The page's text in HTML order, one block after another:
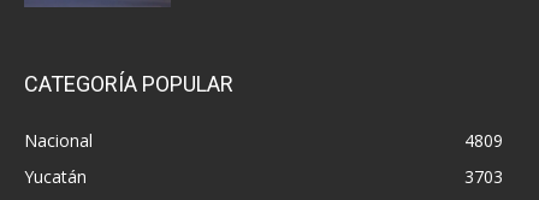
CATEGORÍA POPULAR
Nacional
4809
Yucatán
3703